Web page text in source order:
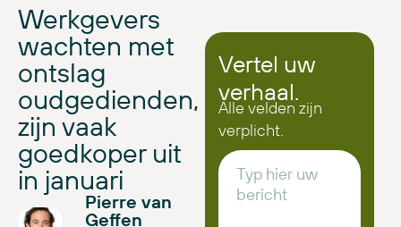
Werkgevers
wachten met
ontslag
oudgedienden,
zijn vaak
goedkoper uit
in januari
Pierre van
Geffen
Vertel uw
verhaal.
Alle velden zijn
verplicht.